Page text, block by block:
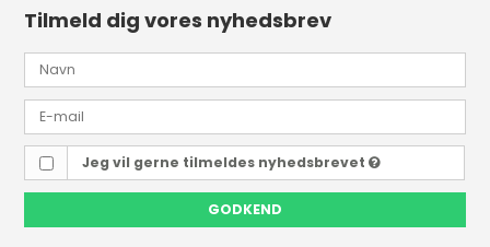
Tilmeld dig vores nyhedsbrev
Jeg vil gerne tilmeldes nyhedsbrevet
GODKEND